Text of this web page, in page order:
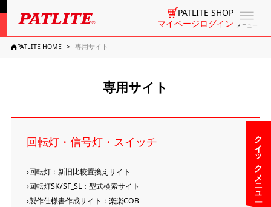
メニュー
PATLITE SHOP
マイページログイン
クイックメニュー
PATLITE HOME 専用サイト
専用サイト
回転灯・信号灯・スイッチ
回転灯：新旧比較置換えサイト
回転灯SK/SF_SL：型式検索サイト
製作仕様書作成サイト：楽楽COB